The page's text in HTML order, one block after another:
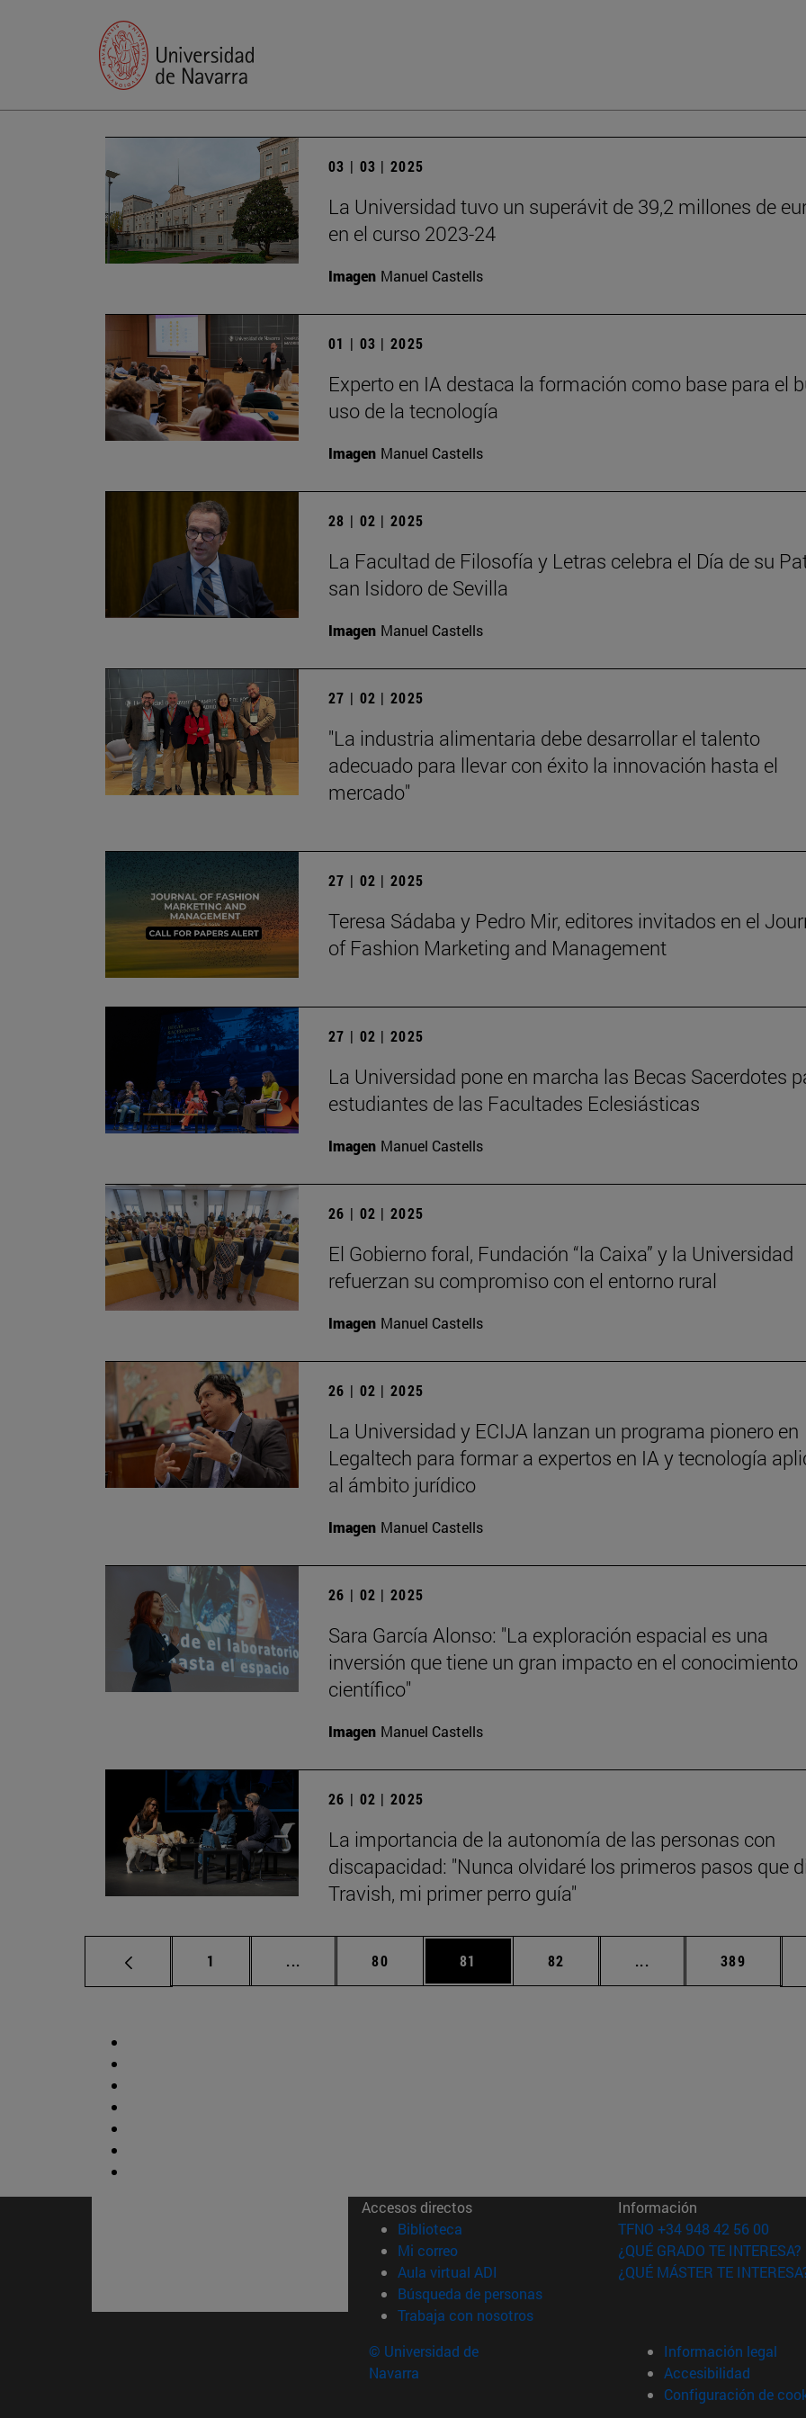
03 | 03 | 2025
La Universidad tuvo un superávit de 39,2 millones de
en el curso 2023-24
Imagen Manuel Castells
01 | 03 | 2025
Experto en IA destaca la formación como base para el
uso de la tecnología
Imagen Manuel Castells
28 | 02 | 2025
La Facultad de Filosofía y Letras celebra el Día de su
san Isidoro de Sevilla
Imagen Manuel Castells
27 | 02 | 2025
"La industria alimentaria debe desarrollar el talento
adecuado para llevar con éxito la innovación hasta el
mercado"
27 | 02 | 2025
Teresa Sádaba y Pedro Mir, editores invitados en el
of Fashion Marketing and Management
27 | 02 | 2025
La Universidad pone en marcha las Becas Sacerdotes
estudiantes de las Facultades Eclesiásticas
Imagen Manuel Castells
26 | 02 | 2025
El Gobierno foral, Fundación “la Caixa” y la Universidad
refuerzan su compromiso con el entorno rural
Imagen Manuel Castells
26 | 02 | 2025
La Universidad y ECIJA lanzan un programa pionero en
Legaltech para formar a expertos en IA y tecnología
al ámbito jurídico
Imagen Manuel Castells
26 | 02 | 2025
Sara García Alonso: "La exploración espacial es una
inversión que tiene un gran impacto en el conocimiento
científico"
Imagen Manuel Castells
26 | 02 | 2025
La importancia de la autonomía de las personas con
discapacidad: "Nunca olvidaré los primeros pasos que
Travish, mi primer perro guía"
Página
1 ... Páginas intermedias Use TAB para desplazarse.
Página
80 Página
81 Página
82 ... Páginas intermedias
Página
389
Accesos directos
Biblioteca (abre en nueva ventana)
Mi correo(abre en nueva ventana)
Aula virtual ADI (abre en nueva ventana)
Búsqueda de personas(abre en nueva ventana)
Trabaja con nosotros(abre en nueva ventana)
Información
TFNO +34 948 42 56 00
¿QUÉ GRADO TE INTERESA?
¿QUÉ MÁSTER TE
© Universidad de
Navarra
Información legal
Accesibilidad
Configuración de